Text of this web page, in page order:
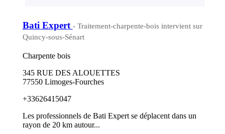
Bati Expert - Traitement-charpente-bois intervient sur
Quincy-sous-Sénart
Charpente bois
345 RUE DES ALOUETTES
77550 Limoges-Fourches
+33626415047
Les professionnels de Bati Expert se déplacent dans un
rayon de 20 km autour...